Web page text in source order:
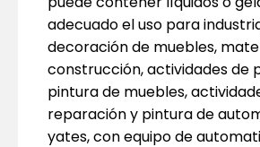
adecuado el uso para
decoración de muebles,
construcción, actividades de
pintura de muebles,
reparación y pintura de
yates, con equipo de